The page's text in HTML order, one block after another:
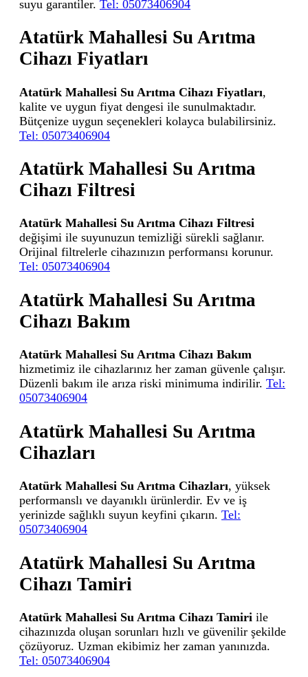
suyu garantiler. Tel: 05073406904
Atatürk Mahallesi Su Arıtma
Cihazı Fiyatları
Atatürk Mahallesi Su Arıtma Cihazı Fiyatları,
kalite ve uygun fiyat dengesi ile sunulmaktadır.
Bütçenize uygun seçenekleri kolayca bulabilirsiniz.
Tel: 05073406904
Atatürk Mahallesi Su Arıtma
Cihazı Filtresi
Atatürk Mahallesi Su Arıtma Cihazı Filtresi
değişimi ile suyunuzun temizliği sürekli sağlanır.
Orijinal filtrelerle cihazınızın performansı korunur.
Tel: 05073406904
Atatürk Mahallesi Su Arıtma
Cihazı Bakım
Atatürk Mahallesi Su Arıtma Cihazı Bakım
hizmetimiz ile cihazlarınız her zaman güvenle çalışır.
Düzenli bakım ile arıza riski minimuma indirilir. Tel:
05073406904
Atatürk Mahallesi Su Arıtma
Cihazları
Atatürk Mahallesi Su Arıtma Cihazları, yüksek
performanslı ve dayanıklı ürünlerdir. Ev ve iş
yerinizde sağlıklı suyun keyfini çıkarın. Tel:
05073406904
Atatürk Mahallesi Su Arıtma
Cihazı Tamiri
Atatürk Mahallesi Su Arıtma Cihazı Tamiri ile
cihazınızda oluşan sorunları hızlı ve güvenilir şekilde
çözüyoruz. Uzman ekibimiz her zaman yanınızda.
Tel: 05073406904